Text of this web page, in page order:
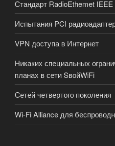
Стандарт RadioEthemet IEEE
Испытания PCI
VPN доступа в Интернет
Никаких специальных
планах в сети SвойWiFi
Сетей четвертого поколения
Wi-Fi Alliance для